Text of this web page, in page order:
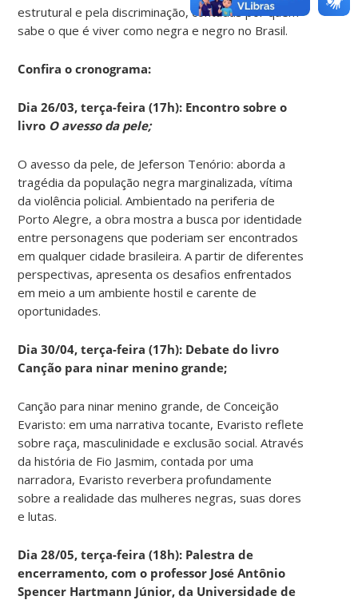
estrutural e pela discriminação, contadas por quem
sabe o que é viver como negra e negro no Brasil.
Confira o cronograma:
Dia 26/03, terça-feira (17h): Encontro sobre o
livro O avesso da pele;
O avesso da pele, de Jeferson Tenório: aborda a
tragédia da população negra marginalizada, vítima
da violência policial. Ambientado na periferia de
Porto Alegre, a obra mostra a busca por identidade
entre personagens que poderiam ser encontrados
em qualquer cidade brasileira. A partir de diferentes
perspectivas, apresenta os desafios enfrentados
em meio a um ambiente hostil e carente de
oportunidades.
Dia 30/04, terça-feira (17h): Debate do livro
Canção para ninar menino grande;
Canção para ninar menino grande, de Conceição
Evaristo: em uma narrativa tocante, Evaristo reflete
sobre raça, masculinidade e exclusão social. Através
da história de Fio Jasmim, contada por uma
narradora, Evaristo reverbera profundamente
sobre a realidade das mulheres negras, suas dores
e lutas.
Dia 28/05, terça-feira (18h): Palestra de
encerramento, com o professor José Antônio
Spencer Hartmann Júnior, da Universidade de